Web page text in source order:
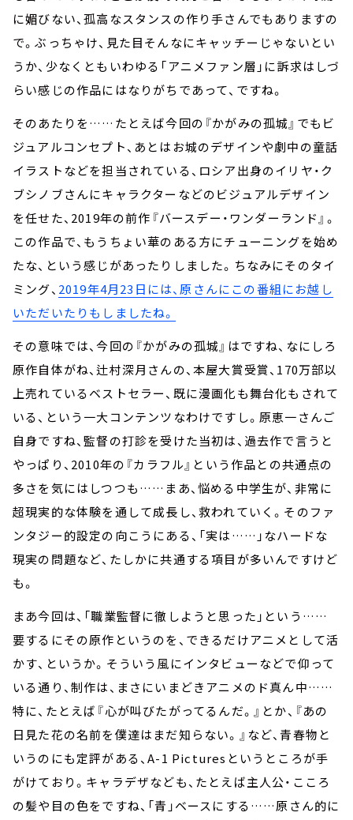
に媚びない、孤高なスタンスの作り手さんでもありますの
で。ぶっちゃけ、見た目そんなにキャッチーじゃないとい
うか、少なくともいわゆる「アニメファン層」に訴求はしづ
らい感じの作品にはなりがちであって、ですね。
そのあたりを……たとえば今回の『かがみの孤城』でもビ
ジュアルコンセプト、あとはお城のデザインや劇中の童話
イラストなどを担当されている、ロシア出身のイリヤ・ク
ブシノブさんにキャラクターなどのビジュアルデザイン
を任せた、2019年の前作『バースデー・ワンダーランド』。
この作品で、もうちょい華のある方にチューニングを始め
たな、という感じがあったりしました。ちなみにそのタイ
ミング、 2019年4月23日には、原さんにこの番組にお越し
いただいたりもしましたね。
その意味では、今回の『かがみの孤城』はですね、なにしろ
原作自体がね、辻村深月さんの、本屋大賞受賞、170万部以
上売れているベストセラー、既に漫画化も舞台化もされて
いる、という一大コンテンツなわけですし。原恵一さんご
自身ですね、監督の打診を受けた当初は、過去作で言うと
やっぱり、2010年の『カラフル』という作品との共通点の
多さを気にはしつつも……まあ、悩める中学生が、非常に
超現実的な体験を通して成長し、救われていく。そのファ
ンタジー的設定の向こうにある、「実は……」なハードな
現実の問題など、たしかに共通する項目が多いんですけど
も。
まあ今回は、「職業監督に徹しようと思った」という……
要するにその原作というのを、できるだけアニメとして活
かす、というか。そういう風にインタビューなどで仰って
いる通り、制作は、まさにいまどきアニメのド真ん中……
特に、たとえば『心が叫びたがってるんだ。』とか、『あの
日見た花の名前を僕達はまだ知らない。』など、青春物と
いうのにも定評がある、A-1 Picturesというところが手
がけており。キャラデザなども、たとえば主人公・こころ
の髪や目の色をですね、「青」ベースにする……原さん的に